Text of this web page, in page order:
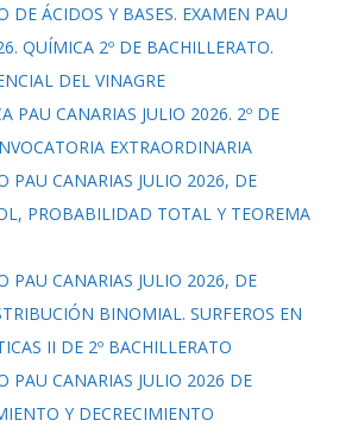
DE ÁCIDOS Y BASES. EXAMEN PAU
QUÍMICA 2º DE BACHILLERATO.
DEL VINAGRE
PAU CANARIAS JULIO 2026. 2º DE
EXTRAORDINARIA
PAU CANARIAS JULIO 2026, DE
PROBABILIDAD TOTAL Y TEOREMA
PAU CANARIAS JULIO 2026, DE
BINOMIAL. SURFEROS EN
II DE 2º BACHILLERATO
PAU CANARIAS JULIO 2026 DE
Y DECRECIMIENTO